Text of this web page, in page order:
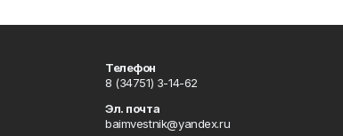
Телефон
8 (34751) 3-14-62
Эл. почта
baimvestnik@yandex.ru